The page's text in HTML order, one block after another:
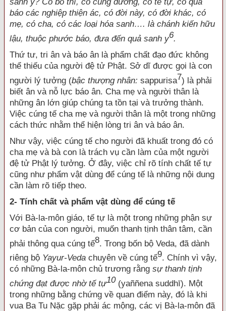
báo các nghiệp thiện ác, có đời này, có đời khác, có
mẹ, có cha, có các loại hóa sanh…. là chánh kiến hữu
lậu, thuộc phước báo, đưa đến quả sanh y6.
Thứ tư, tri ân và báo ân là phẩm chất đạo đức không
thể thiếu của người đệ tử Phật. Sở dĩ được gọi là con
người lý tưởng (bậc thượng nhân: sappurisa7) là phải
biết ân và nỗ lực báo ân. Cha mẹ và người thân là
những ân lớn giúp chúng ta tồn tại và trưởng thành.
Việc cúng tế cha mẹ và người thân là một trong những
cách thức nhằm thể hiện lòng tri ân và báo ân.
Như vậy, việc cúng tế cho người đã khuất trong đó có
cha mẹ và bà con là trách vụ cần làm của một người
đệ tử Phật lý tưởng. Ở đây, việc chỉ rõ tính chất tế tự
cũng như phẩm vật dùng để cúng tế là những nội dung
cần làm rõ tiếp theo.
2- Tính chất và phẩm vật dùng để cúng tế
Với Bà-la-môn giáo, tế tự là một trong những phận sự
cơ bản của con người, muốn thanh tịnh thân tâm, cần
phải thông qua cúng tế8. Trong bốn bộ Veda, đã dành
riêng bộ Yayur-Veda chuyên về cúng tế9. Chính vì vậy,
có những Bà-la-môn chủ trương rằng sự thanh tịnh
chứng đạt được nhờ tế tự10 (yaññena suddhī). Một
trong những bằng chứng về quan điểm này, đó là khi
vua Ba Tu Nặc gặp phải ác mộng, các vị Bà-la-môn đã